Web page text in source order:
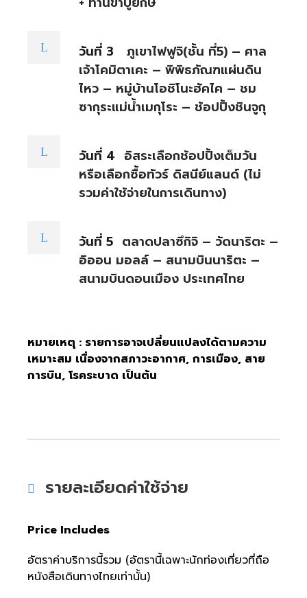
วันที่ 3
ภูเขาไฟฟูจิ(ชั้น ที่5) – ศาล
เจ้าโคมิตาเคะ – พิพิธภัณฑแผ่นดิน
ไหว – หมู่บ้านโอชิโนะฮัคไค – ชม
ซากุระแม่น้ำเมกุโระ – ช้อปปิ้งชินจูกุ
วันที่ 4 อิสระเลือกช้อปปิ้งเต็มวัน
หรือเลือกซื้อทัวร์ ดิสนีย์แลนด์ (ไม่
รวมค่าใช้จ่ายในการเดินทาง)
วันที่ 5 ตลาดปลาซึกิจิ – วัดนาริตะ –
อิออน มอลล์ – สนามบินนาริตะ –
สนามบินดอนเมือง ประเทศไทย
หมายเหตุ : รายการอาจเปลี่ยนแปลงได้ตามความ
เหมาะสม เนื่องจากสภาวะอากาศ, การเมือง, สาย
การบิน, โรคระบาด เป็นต้น
รายละเอียดค่าใช้จ่าย
Price Includes
อัตราค่าบริการนี้รวม (อัตรานี้เฉพาะนักท่องเที่ยวที่ถือ
หนังสือเดินทางไทยเท่านั้น)